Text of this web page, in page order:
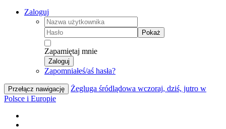
Zaloguj
Pokaż
Zapamiętaj mnie
Zaloguj
Zapomniałeś/aś hasła?
Przełącz nawigację
Żegluga śródlądowa wczoraj, dziś, jutro w
Polsce i Europie